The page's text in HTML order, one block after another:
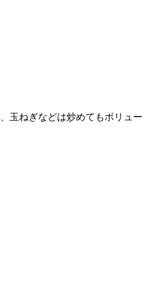
玉ねぎなどは炒めてもボリュー